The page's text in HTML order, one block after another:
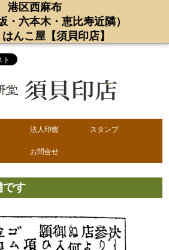
港区西麻布
・六本木・恵比寿近隣）
んこ屋【須貝印店】
法人印鑑 スタンプ
お問合せ
です